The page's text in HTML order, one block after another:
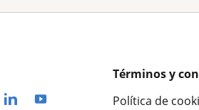
Términos y
Política de